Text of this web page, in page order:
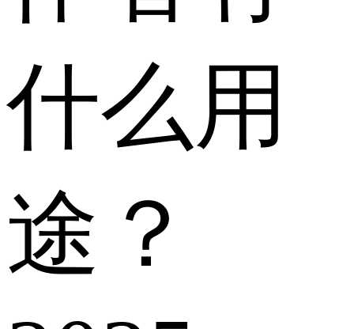
什么用
途？